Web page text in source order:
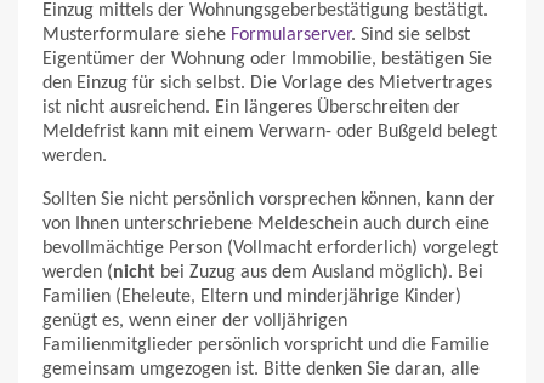
Einzug mittels der Wohnungsgeberbestätigung bestätigt.
Musterformulare siehe Formularserver. Sind sie selbst
Eigentümer der Wohnung oder Immobilie, bestätigen Sie
den Einzug für sich selbst. Die Vorlage des Mietvertrages
ist nicht ausreichend. Ein längeres Überschreiten der
Meldefrist kann mit einem Verwarn- oder Bußgeld belegt
werden.
Sollten Sie nicht persönlich vorsprechen können, kann der
von Ihnen unterschriebene Meldeschein auch durch eine
bevollmächtige Person (Vollmacht erforderlich) vorgelegt
werden (nicht bei Zuzug aus dem Ausland möglich). Bei
Familien (Eheleute, Eltern und minderjährige Kinder)
genügt es, wenn einer der volljährigen
Familienmitglieder persönlich vorspricht und die Familie
gemeinsam umgezogen ist. Bitte denken Sie daran, alle